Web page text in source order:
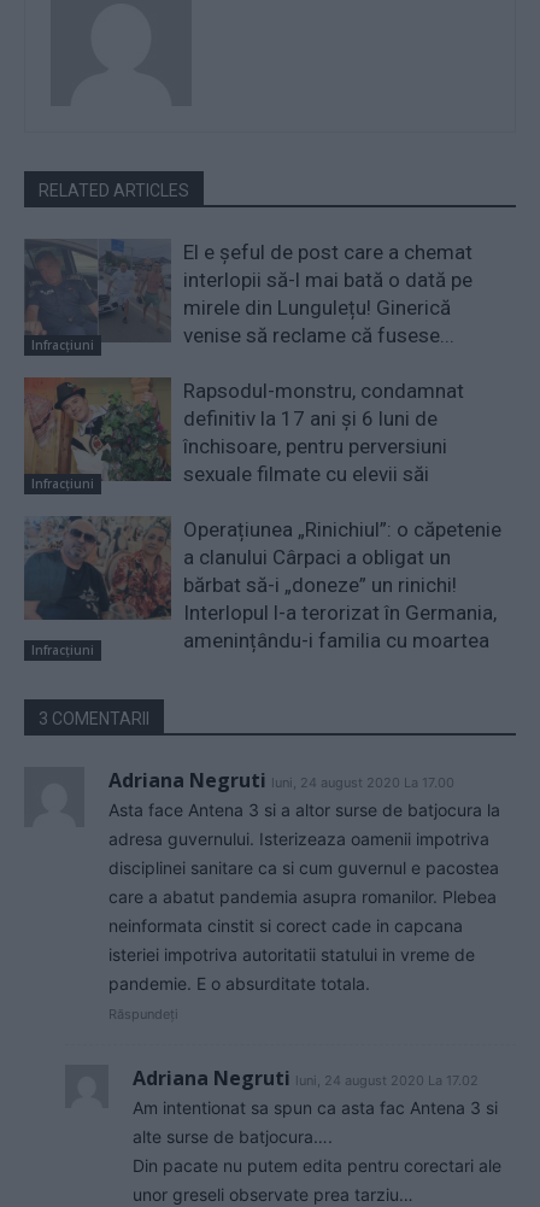
RELATED ARTICLES
Infracțiuni
El e șeful de post care a chemat
interlopii să-l mai bată o dată pe
mirele din Lungulețu! Ginerică
venise să reclame că fusese...
Infracțiuni
Rapsodul-monstru, condamnat
definitiv la 17 ani și 6 luni de
închisoare, pentru perversiuni
sexuale filmate cu elevii săi
Infracțiuni
Operațiunea „Rinichiul”: o căpetenie
a clanului Cârpaci a obligat un
bărbat să-i „doneze” un rinichi!
Interlopul l-a terorizat în Germania,
amenințându-i familia cu moartea
3 COMENTARII
Adriana Negruti luni, 24 august 2020 La 17.00
Asta face Antena 3 si a altor surse de batjocura la
adresa guvernului. Isterizeaza oamenii impotriva
disciplinei sanitare ca si cum guvernul e pacostea
care a abatut pandemia asupra romanilor. Plebea
neinformata cinstit si corect cade in capcana
isteriei impotriva autoritatii statului in vreme de
pandemie. E o absurditate totala.
Răspundeți
Adriana Negruti luni, 24 august 2020 La 17.02
Am intentionat sa spun ca asta fac Antena 3 si
alte surse de batjocura….
Din pacate nu putem edita pentru corectari ale
unor greseli observate prea tarziu…